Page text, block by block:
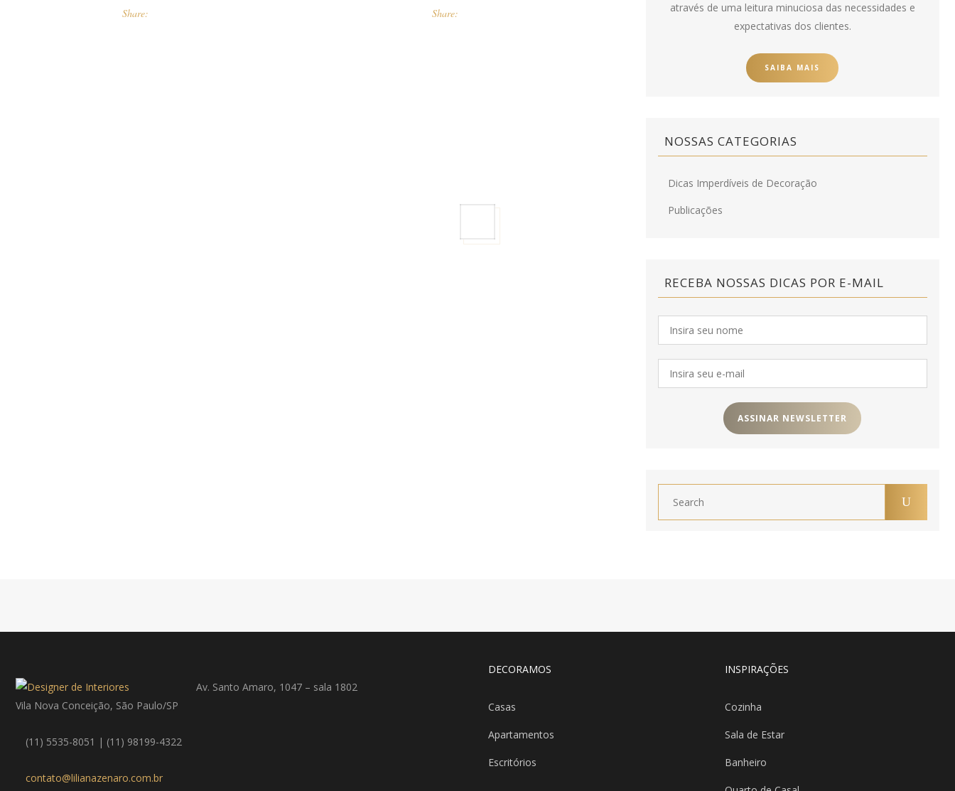
Share: Share:
através de uma leitura minuciosa das necessidades e
expectativas dos clientes.
SAIBA MAIS
NOSSAS CATEGORIAS
Dicas Imperdíveis de Decoração
Publicações
RECEBA NOSSAS DICAS POR E-MAIL
Av. Santo Amaro, 1047 – sala 1802
Vila Nova Conceição, São Paulo/SP
(11) 5535-8051 | (11) 98199-4322
contato@lilianazenaro.com.br
DECORAMOS
Casas
Apartamentos
Escritórios
INSPIRAÇÕES
Cozinha
Sala de Estar
Banheiro